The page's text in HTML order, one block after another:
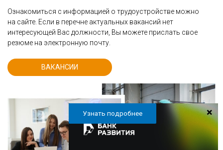
Ознакомиться с информацией о трудоустройстве можно
на сайте. Если в перечне актуальных вакансий нет
интересующей Вас должности, Вы можете прислать свое
резюме на электронную почту.
ВАКАНСИИ
Узнать подробнее